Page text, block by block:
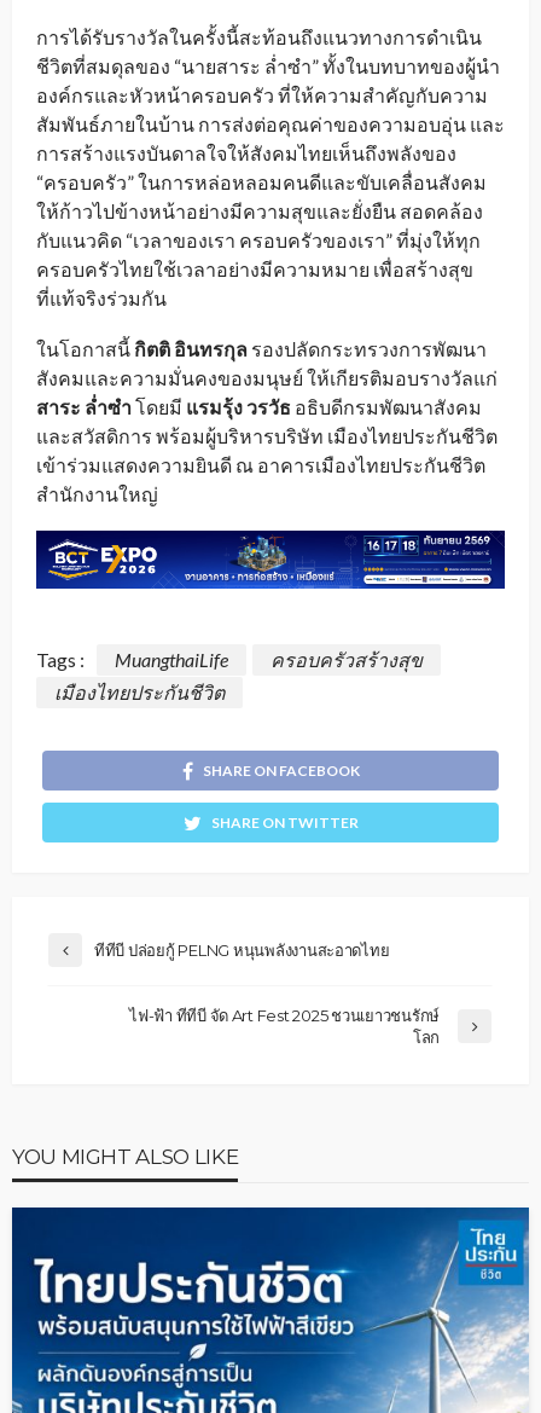
การได้รับรางวัลในครั้งนี้สะท้อนถึงแนวทางการดำเนิน
ชีวิตที่สมดุลของ “นายสาระ ล่ำซำ” ทั้งในบทบาทของผู้นำ
องค์กรและหัวหน้าครอบครัว ที่ให้ความสำคัญกับความ
สัมพันธ์ภายในบ้าน การส่งต่อคุณค่าของความอบอุ่น และ
การสร้างแรงบันดาลใจให้สังคมไทยเห็นถึงพลังของ
“ครอบครัว” ในการหล่อหลอมคนดีและขับเคลื่อนสังคม
ให้ก้าวไปข้างหน้าอย่างมีความสุขและยั่งยืน สอดคล้อง
กับแนวคิด “เวลาของเรา ครอบครัวของเรา” ที่มุ่งให้ทุก
ครอบครัวไทยใช้เวลาอย่างมีความหมาย เพื่อสร้างสุข
ที่แท้จริงร่วมกัน
ในโอกาสนี้ กิตติ อินทรกุล รองปลัดกระทรวงการพัฒนา
สังคมและความมั่นคงของมนุษย์ ให้เกียรติมอบรางวัลแก่
สาระ ล่ำซำโดยมี แรมรุ้ง วรวัธ อธิบดีกรมพัฒนาสังคม
และสวัสดิการ พร้อมผู้บริหารบริษัท เมืองไทยประกันชีวิต
เข้าร่วมแสดงความยินดี ณ อาคารเมืองไทยประกันชีวิต
สำนักงานใหญ่
Tags : MuangthaiLife
ครอบครัวสร้างสุข
เมืองไทยประกันชีวิต
SHARE ON FACEBOOK
SHARE ON TWITTER
ทีทีบี ปล่อยกู้ PELNG หนุนพลังงานสะอาดไทย
ไฟ-ฟ้า ทีทีบี จัด Art Fest 2025 ชวนเยาวชนรักษ์
โลก
YOU MIGHT ALSO LIKE